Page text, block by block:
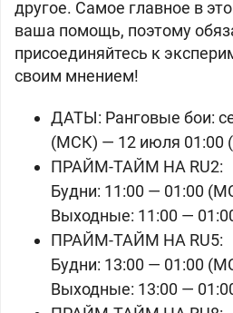
другое. Самое главное в
ваша помощь, поэтому
присоединяйтесь к
своим мнением!
ДАТЫ: Ранговые бои:
(МСК) — 12 июля 01:00
ПРАЙМ-ТАЙМ НА RU2:
Будни: 11:00 — 01:00
Выходные: 11:00 —
ПРАЙМ-ТАЙМ НА RU5:
Будни: 13:00 — 01:00
Выходные: 13:00 —